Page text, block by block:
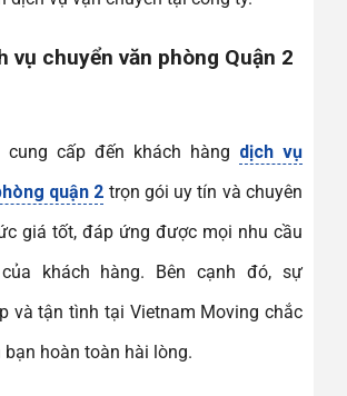
vụ chuyển văn phòng Quận 2
cung cấp đến khách hàng dịch vụ
quận 2 trọn gói uy tín và chuyên
giá tốt, đáp ứng được mọi nhu cầu
khách hàng. Bên cạnh đó, sự
và tận tình tại Vietnam Moving chắc
bạn hoàn toàn hài lòng.